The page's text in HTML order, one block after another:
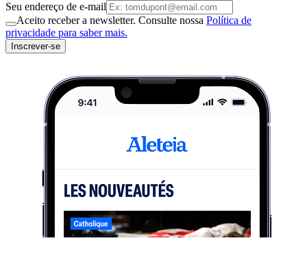
Seu endereço de e-mail
Aceito receber a newsletter. Consulte nossa Política de
privacidade para saber mais.
Inscrever-se